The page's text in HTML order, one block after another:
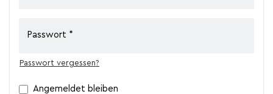
Passwort
Passwort vergessen?
Angemeldet bleiben